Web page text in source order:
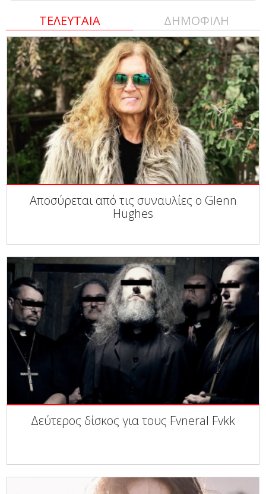
ΤΕΛΕΥΤΑΙΑ ΔΗΜΟΦΙΛΗ
Αποσύρεται από τις συναυλίες ο Glenn
Hughes
Δεύτερος δίσκος για τους Fvneral Fvkk